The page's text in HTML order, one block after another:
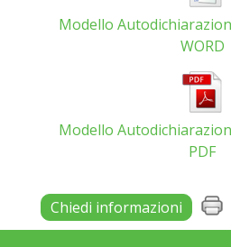
Modello
WORD
Modello
PDF
Chiedi informazioni